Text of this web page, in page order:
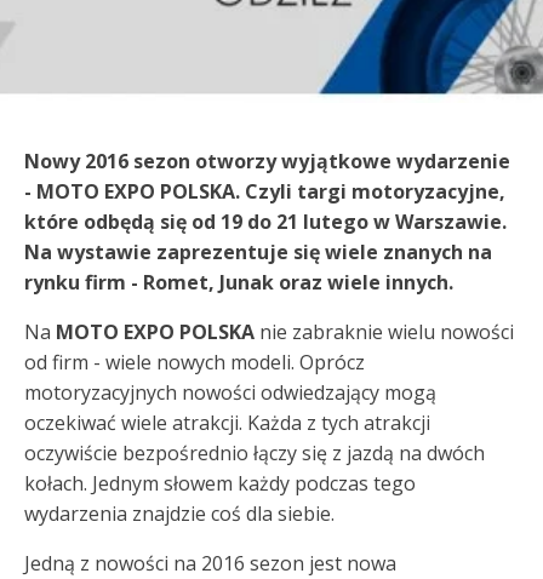
Nowy 2016 sezon otworzy wyjątkowe wydarzenie
- MOTO EXPO POLSKA. Czyli targi motoryzacyjne,
które odbędą się od 19 do 21 lutego w Warszawie.
Na wystawie zaprezentuje się wiele znanych na
rynku firm - Romet, Junak oraz wiele innych.
Na MOTO EXPO POLSKA nie zabraknie wielu nowości
od firm - wiele nowych modeli. Oprócz
motoryzacyjnych nowości odwiedzający mogą
oczekiwać wiele atrakcji. Każda z tych atrakcji
oczywiście bezpośrednio łączy się z jazdą na dwóch
kołach. Jednym słowem każdy podczas tego
wydarzenia znajdzie coś dla siebie.
Jedną z nowości na 2016 sezon jest nowa